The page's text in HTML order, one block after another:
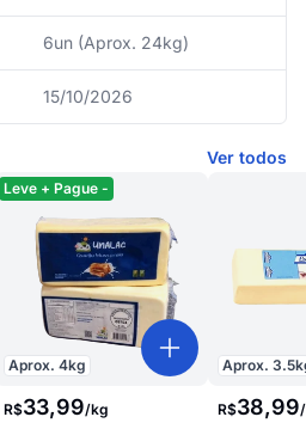
6un (Aprox. 24kg)
15/10/2026
Ver todos
Aprox.4kg
Leve + Pague -
R$33,99/kg
Aprox.3.5
R$38,99/